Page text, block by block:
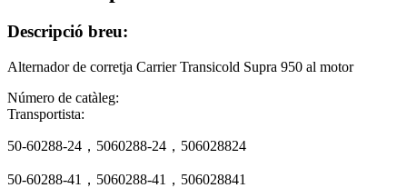
Descripció breu:
Alternador de corretja Carrier Transicold Supra 950 al motor
Número de catàleg:
Transportista:
50-60288-24，5060288-24，506028824
50-60288-41，5060288-41，506028841